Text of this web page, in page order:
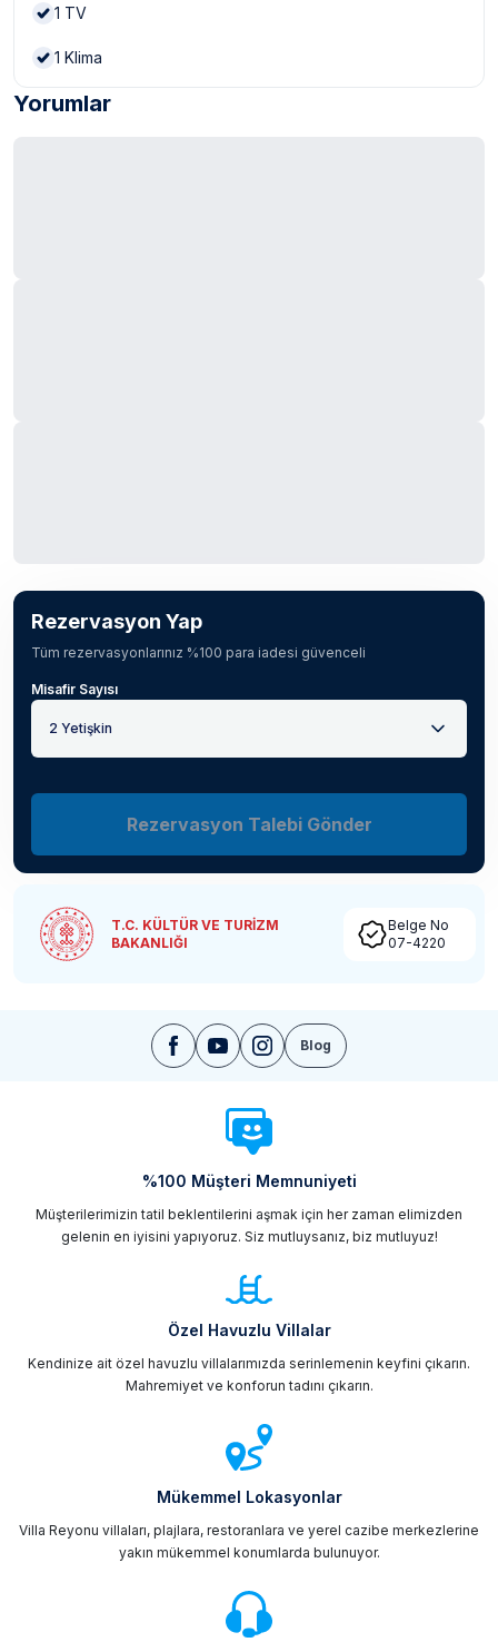
1 TV
1 Klima
Yorumlar
Rezervasyon Yap
Tüm rezervasyonlarınız %100 para iadesi güvenceli
Misafir Sayısı
2 Yetişkin
Rezervasyon Talebi Gönder
T.C. KÜLTÜR VE TURİZM
BAKANLIĞI
Belge No
07-4220
Blog
%100 Müşteri Memnuniyeti
Müşterilerimizin tatil beklentilerini aşmak için her zaman elimizden
gelenin en iyisini yapıyoruz. Siz mutluysanız, biz mutluyuz!
Özel Havuzlu Villalar
Kendinize ait özel havuzlu villalarımızda serinlemenin keyfini çıkarın.
Mahremiyet ve konforun tadını çıkarın.
Mükemmel Lokasyonlar
Villa Reyonu villaları, plajlara, restoranlara ve yerel cazibe merkezlerine
yakın mükemmel konumlarda bulunuyor.